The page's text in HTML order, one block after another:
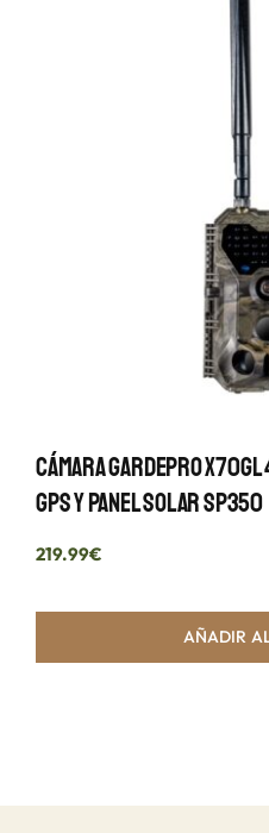
Cámara GardePro
GPS Y Panel Solar SP350
219.99€
AÑADIR